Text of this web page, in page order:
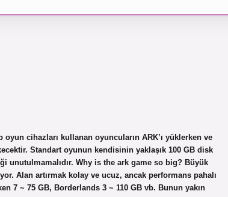
cihazları kullanan oyuncuların ARK’ı yüklerken ve
Standart oyunun kendisinin yaklaşık 100 GB disk
unutulmamalıdır. Why is the ark game so big? Büyük
Alan artırmak kolay ve ucuz, ancak performans pahalı
7 ~ 75 GB, Borderlands 3 ~ 110 GB vb. Bunun yakın